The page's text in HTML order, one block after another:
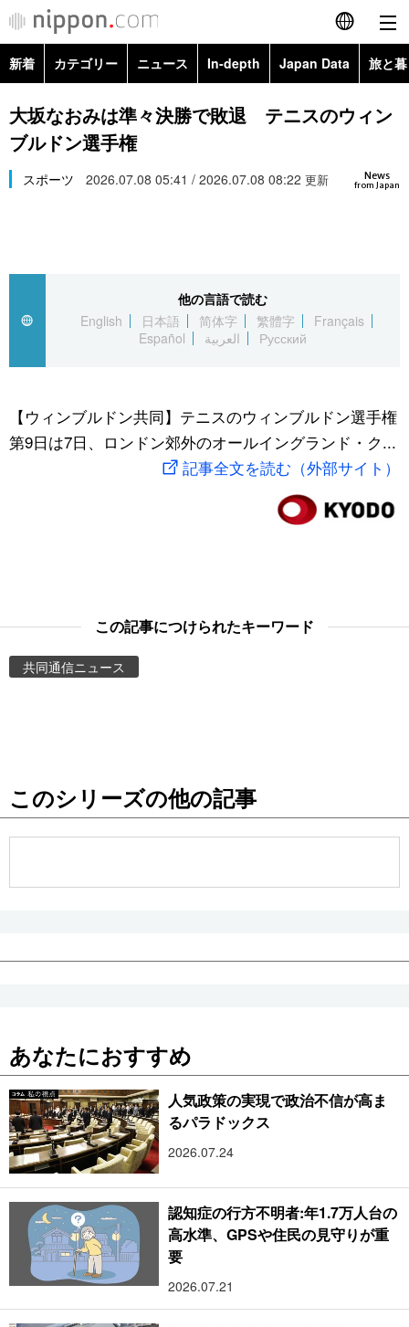
English
简体字
Русский
カテゴリー
経済・ビジネス
国際
文化
トップ
アーカイブ
In-depth
Japan Data
動画/Live
お知らせ
新着 カテゴリー ニュース In-depth Japan Data 旅と
政治・外交
経済・ビジネス
スポーツ・東京2020
Topics
大坂なおみは準々決勝で敗退 テニスのウィン
ブルドン選手権
News
from Japan
スポーツ 2026.07.08 05:41 / 2026.07.08 08:22 更新
他の言語で読む
English
日本語 简体字 繁體字
Français
Español
العربية Русский
【ウィンブルドン共同】テニスのウィンブルドン選手権
第9日は7日、ロンドン郊外のオールイングランド・ク...
記事全文を読む（外部サイト）
この記事につけられたキーワード
共同通信ニュース
このシリーズの他の記事
あなたにおすすめ
人気政策の実現で政治不信が高ま
るパラドックス
2026.07.24
認知症の行方不明者:年1.7万人台の
高水準、GPSや住民の見守りが重
要
2026.07.21